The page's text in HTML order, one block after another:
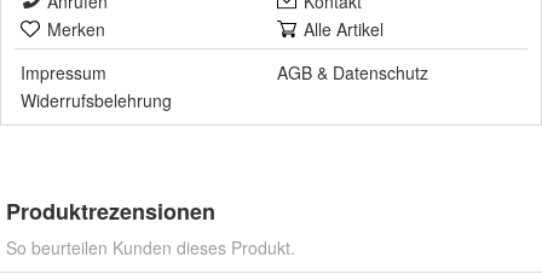
Merken
Alle Artikel
Impressum
AGB & Datenschutz
Widerrufsbelehrung
Produktrezensionen
So beurteilen Kunden dieses Produkt.